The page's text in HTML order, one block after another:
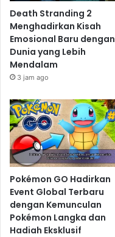
Death Stranding 2
Menghadirkan Kisah
Emosional Baru dengan
Dunia yang Lebih
Mendalam
3 jam ago
Pokémon GO Hadirkan
Event Global Terbaru
dengan Kemunculan
Pokémon Langka dan
Hadiah Eksklusif